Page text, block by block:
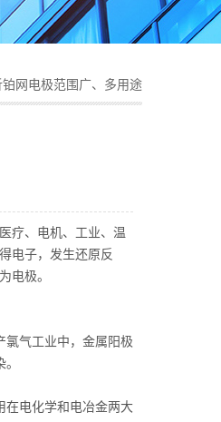
网电极范围广、多用途
疗、电机、工业、温
电子，发生还原反
电极。
气工业中，金属阳极
电化学和电冶金两大